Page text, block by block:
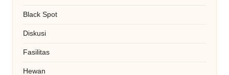
Black Spot
Diskusi
Fasilitas
Hewan